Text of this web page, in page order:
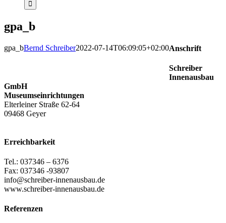
gpa_b
gpa_bBernd Schreiber2022-07-14T06:09:05+02:00Anschrift
Schreiber
Innenausbau
GmbH
Museumseinrichtungen
Elterleiner Straße 62-64
09468 Geyer
Erreichbarkeit
Tel.: 037346 – 6376
Fax: 037346 -93807
info@schreiber-innenausbau.de
www.schreiber-innenausbau.de
Referenzen